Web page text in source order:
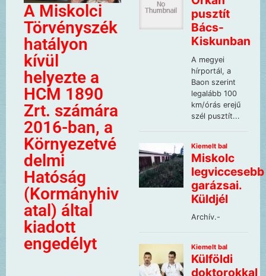
A Miskolci
Törvényszék
hatályon
kívül
helyezte a
HCM 1890
Zrt. számára
2016-ban, a
Környezetvé
delmi
Hatóság
(Kormányhiv
atal) által
kiadott
engedélyt